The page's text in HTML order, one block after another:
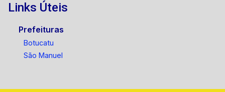
Links Úteis
Prefeituras
Botucatu
São Manuel